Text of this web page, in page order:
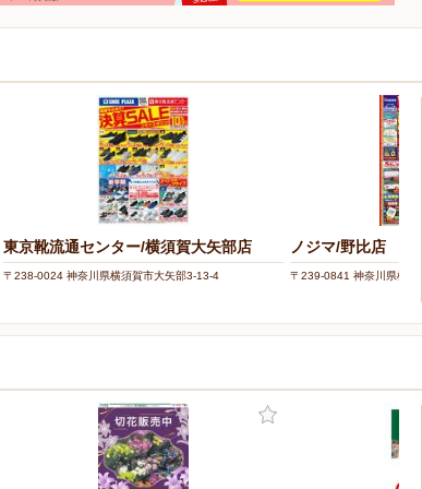
東京靴流通センター/横須賀大矢部店
〒238-0024 神奈川県横須賀市大矢部3-13-4
ノジマ/野比店
〒239-0841 神奈川県横須